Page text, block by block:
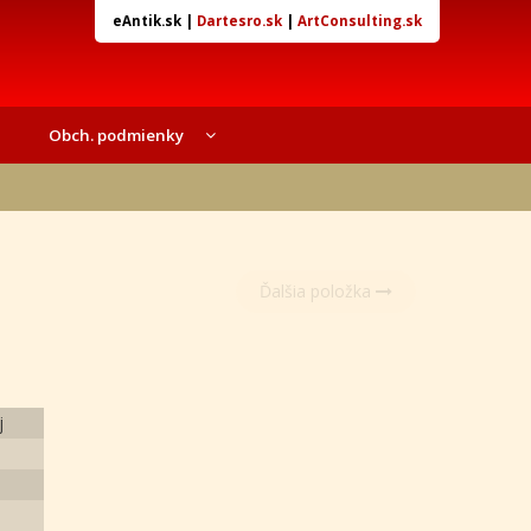
eAntik.sk| Dartesro.sk| ArtConsulting.sk
Obch. podmienky
Ďalšia položka